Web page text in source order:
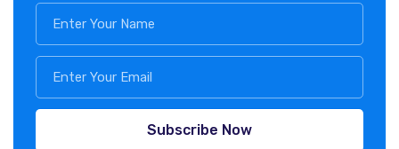
Subscribe Now